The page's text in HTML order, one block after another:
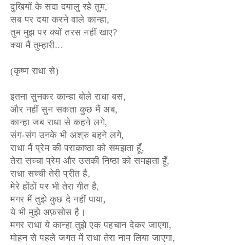
दुखियों के सदा दयालु रहे तुम,
सब पर दया करने वाले कान्हा,
तुम मुझ पर क्यों तरस नहीं खाए?
क्या मैं तुम्हारी...
(कृष्ण राधा से)
इतना सुनकर कान्हा बोले राधा बस,
और नहीं सुन सकता कुछ मैं अब,
कान्हा जब राधा से कहने लगे,
संग-संग उनके भी अश्रु बहने लगे,
राधा मैं प्रेम की पराकाष्ठा को समझता हूँ,
तेरा सच्चा प्रेम और उसकी निष्ठा को समझता हूँ,
राधा सच्ची तेरी प्रीत है,
मेरे होंठों पर भी तेरा गीत है,
मगर मैं तुझे कुछ दे नहीं पाया,
ये भी मुझे अफ़सोस है।
मगर राधा ये कान्हा तुझे एक पहचान देकर जाएगा,
मोहन से पहले जगत में राधा तेरा नाम लिया जाएगा,